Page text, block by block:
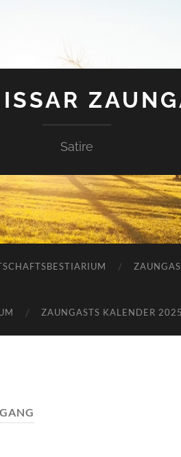
Satire
ZAUNGASTS KALENDER 2025